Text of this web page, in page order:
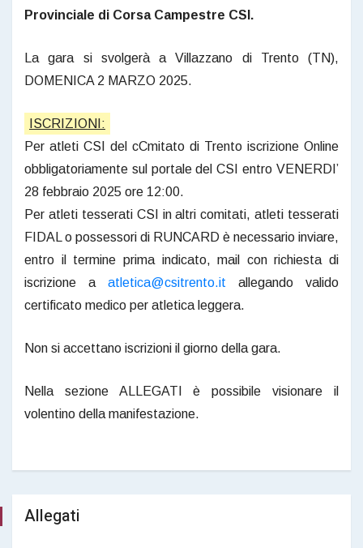
Provinciale di Corsa Campestre CSI.
La gara si svolgerà a Villazzano di Trento (TN),
DOMENICA 2 MARZO 2025.
ISCRIZIONI:
Per atleti CSI del cCmitato di Trento iscrizione Online
obbligatoriamente sul portale del CSI entro VENERDI’
28 febbraio 2025 ore 12:00.
Per atleti tesserati CSI in altri comitati, atleti tesserati
FIDAL o possessori di RUNCARD è necessario inviare,
entro il termine prima indicato, mail con richiesta di
iscrizione a atletica@csitrento.it allegando valido
certificato medico per atletica leggera.
Non si accettano iscrizioni il giorno della gara.
Nella sezione ALLEGATI è possibile visionare il
volentino della manifestazione.
Allegati